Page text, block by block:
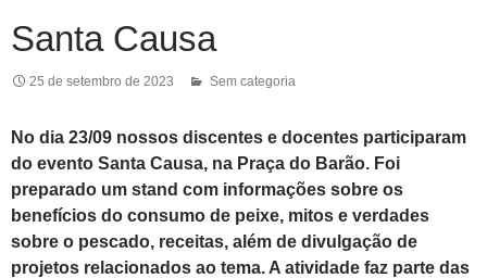
Santa Causa
25 de setembro de 2023 Sem categoria
No dia 23/09 nossos discentes e docentes participaram
do evento Santa Causa, na Praça do Barão. Foi
preparado um stand com informações sobre os
benefícios do consumo de peixe, mitos e verdades
sobre o pescado, receitas, além de divulgação de
projetos relacionados ao tema. A atividade faz parte das